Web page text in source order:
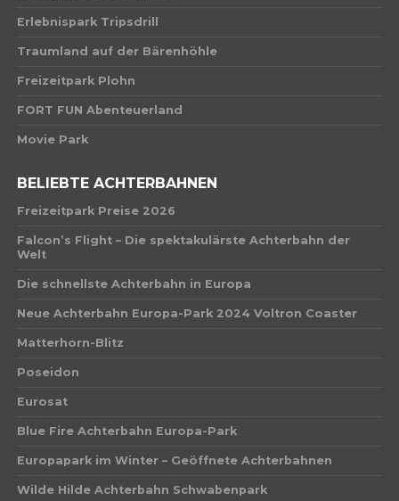
Erlebnispark Tripsdrill
Traumland auf der Bärenhöhle
Freizeitpark Plohn
FORT FUN Abenteuerland
Movie Park
BELIEBTE ACHTERBAHNEN
Freizeitpark Preise 2026
Falcon’s Flight – Die spektakulärste Achterbahn der
Welt
Die schnellste Achterbahn in Europa
Neue Achterbahn Europa-Park 2024 Voltron Coaster
Matterhorn-Blitz
Poseidon
Eurosat
Blue Fire Achterbahn Europa-Park
Europapark im Winter – Geöffnete Achterbahnen
Wilde Hilde Achterbahn Schwabenpark